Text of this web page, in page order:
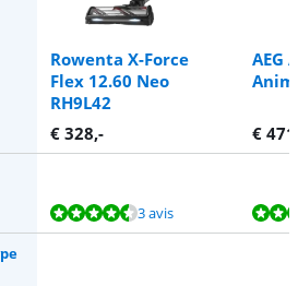
Rowenta X-Force
Flex 12.60 Neo
RH9L42
AEG
€ 328,- € 471
sur 45 avis.
sur 3 avis. 3 avis
sur 18 avis.
sur 12 avis.
sur 46 avis.